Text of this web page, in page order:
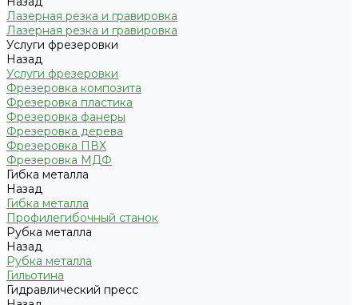
Лазерная резка и гравировка
Лазерная резка и гравировка
Услуги фрезеровки
Назад
Услуги фрезеровки
Фрезеровка композита
Фрезеровка пластика
Фрезеровка фанеры
Фрезеровка дерева
Фрезеровка ПВХ
Фрезеровка МДФ
Гибка металла
Назад
Гибка металла
Профилегибочный станок
Рубка металла
Назад
Рубка металла
Гильотина
Гидравлический пресс